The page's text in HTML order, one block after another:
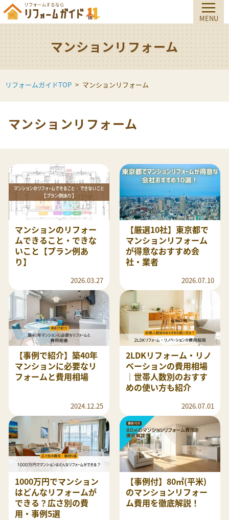
マンションリフォーム
リフォームガイドTOP マンションリフォーム
マンションリフォーム
マンションのリフォー
ムできること・できな
いこと【プラン例あ
り】
2026.03.27
【厳選10社】東京都で
マンションリフォーム
が得意なおすすめ会
社・業者
2026.07.10
【事例で紹介】築40年
マンションに必要なリ
フォームと費用相場
2024.12.25
2LDKリフォーム・リノ
ベーションの費用相場
｜世帯人数別のおすす
めの使い方も紹介
2026.07.01
1000万円でマンション
はどんなリフォームが
できる？広さ別の費
用・事例5選
【事例付】80㎡(平米)
のマンションリフォー
ム費用を徹底解説！